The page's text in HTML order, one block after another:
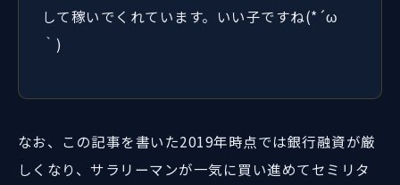
して稼いでくれています。いい子ですね(*´ω
｀)
なお、この記事を書いた2019年時点では銀行融資が厳
しくなり、サラリーマンが一気に買い進めてセミリタ